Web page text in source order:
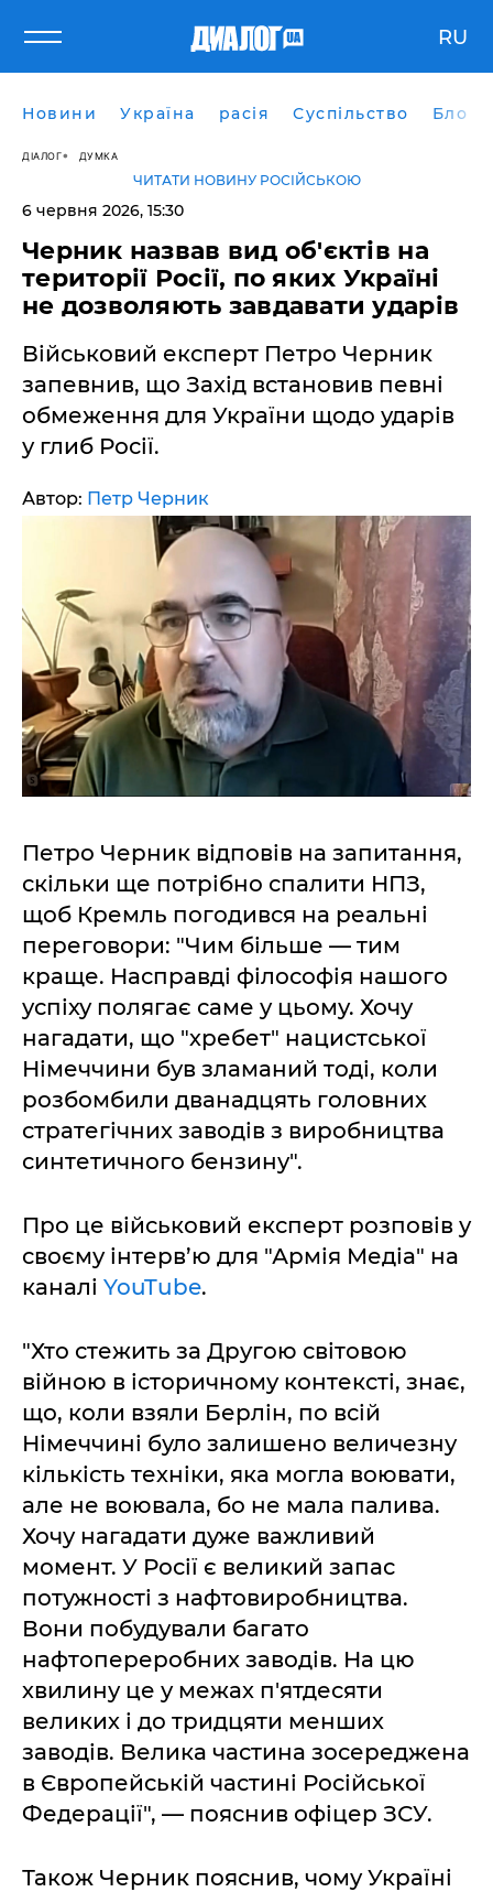
RU
Новини Україна расія Суспільство Блоги
ДІАЛОГ ДУМКА
ЧИТАТИ НОВИНУ РОСІЙСЬКОЮ
6 червня 2026, 15:30
Черник назвав вид об'єктів на
території Росії, по яких Україні
не дозволяють завдавати ударів
Військовий експерт Петро Черник
запевнив, що Захід встановив певні
обмеження для України щодо ударів
у глиб Росії.
Автор: Петр Черник
Петро Черник відповів на запитання,
скільки ще потрібно спалити НПЗ,
щоб Кремль погодився на реальні
переговори: "Чим більше — тим
краще. Насправді філософія нашого
успіху полягає саме у цьому. Хочу
нагадати, що "хребет" нацистської
Німеччини був зламаний тоді, коли
розбомбили дванадцять головних
стратегічних заводів з виробництва
синтетичного бензину".
Про це військовий експерт розповів у
своєму інтерв’ю для "Армія Медіа" на
каналі YouTube.
"Хто стежить за Другою світовою
війною в історичному контексті, знає,
що, коли взяли Берлін, по всій
Німеччині було залишено величезну
кількість техніки, яка могла воювати,
але не воювала, бо не мала палива.
Хочу нагадати дуже важливий
момент. У Росії є великий запас
потужності з нафтовиробництва.
Вони побудували багато
нафтопереробних заводів. На цю
хвилину це у межах п'ятдесяти
великих і до тридцяти менших
заводів. Велика частина зосереджена
в Європейській частині Російської
Федерації", — пояснив офіцер ЗСУ.
Також Черник пояснив, чому Україні